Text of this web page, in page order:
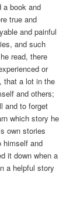
a book and
true and
and painful
and such
read, there
or
that a lot in the
and others;
and to forget
which story he
own stories
himself and
it down when a
a helpful story